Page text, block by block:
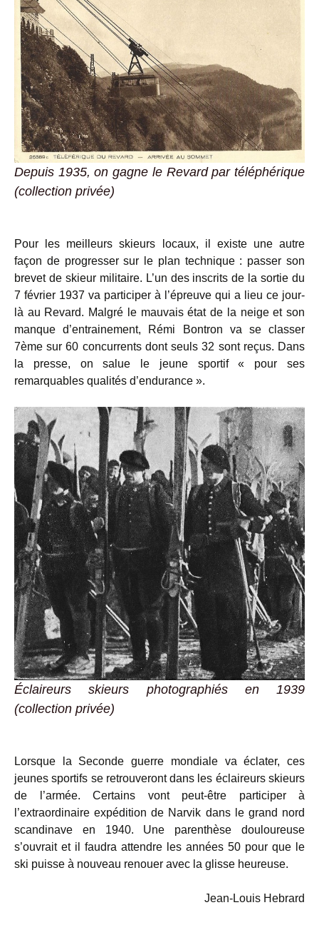
Depuis 1935, on gagne le Revard par téléphérique
(collection privée)
Pour les meilleurs skieurs locaux, il existe une autre
façon de progresser sur le plan technique : passer son
brevet de skieur militaire. L’un des inscrits de la sortie du
7 février 1937 va participer à l’épreuve qui a lieu ce jour-
là au Revard. Malgré le mauvais état de la neige et son
manque d’entrainement, Rémi Bontron va se classer
7ème sur 60 concurrents dont seuls 32 sont reçus. Dans
la presse, on salue le jeune sportif « pour ses
remarquables qualités d’endurance ».
Éclaireurs skieurs photographiés en 1939
(collection privée)
Lorsque la Seconde guerre mondiale va éclater, ces
jeunes sportifs se retrouveront dans les éclaireurs skieurs
de l’armée. Certains vont peut-être participer à
l’extraordinaire expédition de Narvik dans le grand nord
scandinave en 1940. Une parenthèse douloureuse
s’ouvrait et il faudra attendre les années 50 pour que le
ski puisse à nouveau renouer avec la glisse heureuse.
Jean-Louis Hebrard